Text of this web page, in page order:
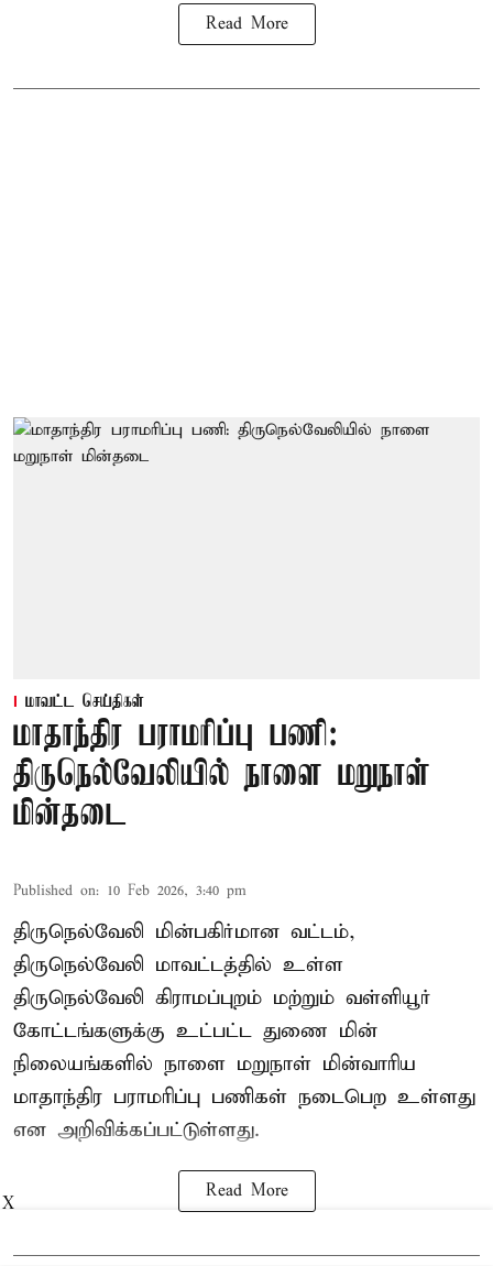
Read More
மாவட்ட செய்திகள்
மாதாந்திர பராமரிப்பு பணி:
திருநெல்வேலியில் நாளை மறுநாள்
மின்தடை
Published on: 10 Feb 2026, 3:40 pm
திருநெல்வேலி மின்பகிர்மான வட்டம்,
திருநெல்வேலி மாவட்டத்தில் உள்ள
திருநெல்வேலி கிராமப்புறம் மற்றும் வள்ளியூர்
கோட்டங்களுக்கு உட்பட்ட துணை மின்
நிலையங்களில் நாளை மறுநாள் மின்வாரிய
மாதாந்திர பராமரிப்பு பணிகள் நடைபெற உள்ளது
என அறிவிக்கப்பட்டுள்ளது.
Read More
X